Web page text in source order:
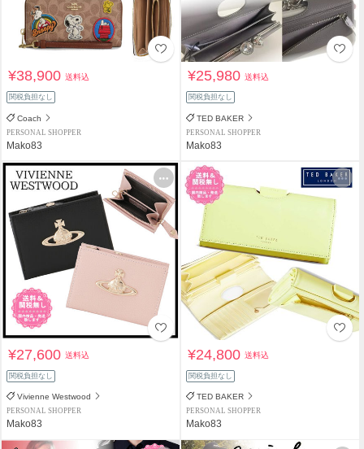
¥38,900送料込
関税負担なし
Coach
PERSONAL SHOPPER
Mako83
¥25,980送料込
関税負担なし
TED BAKER
PERSONAL SHOPPER
Mako83
¥27,600送料込
関税負担なし
Vivienne Westwood
PERSONAL SHOPPER
Mako83
¥24,800送料込
関税負担なし
TED BAKER
PERSONAL SHOPPER
Mako83